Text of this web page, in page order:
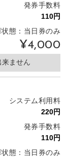
発券手数料
状態：当日券のみ
¥4,000
来ません
システム利用料
発券手数料
状態：当日券のみ